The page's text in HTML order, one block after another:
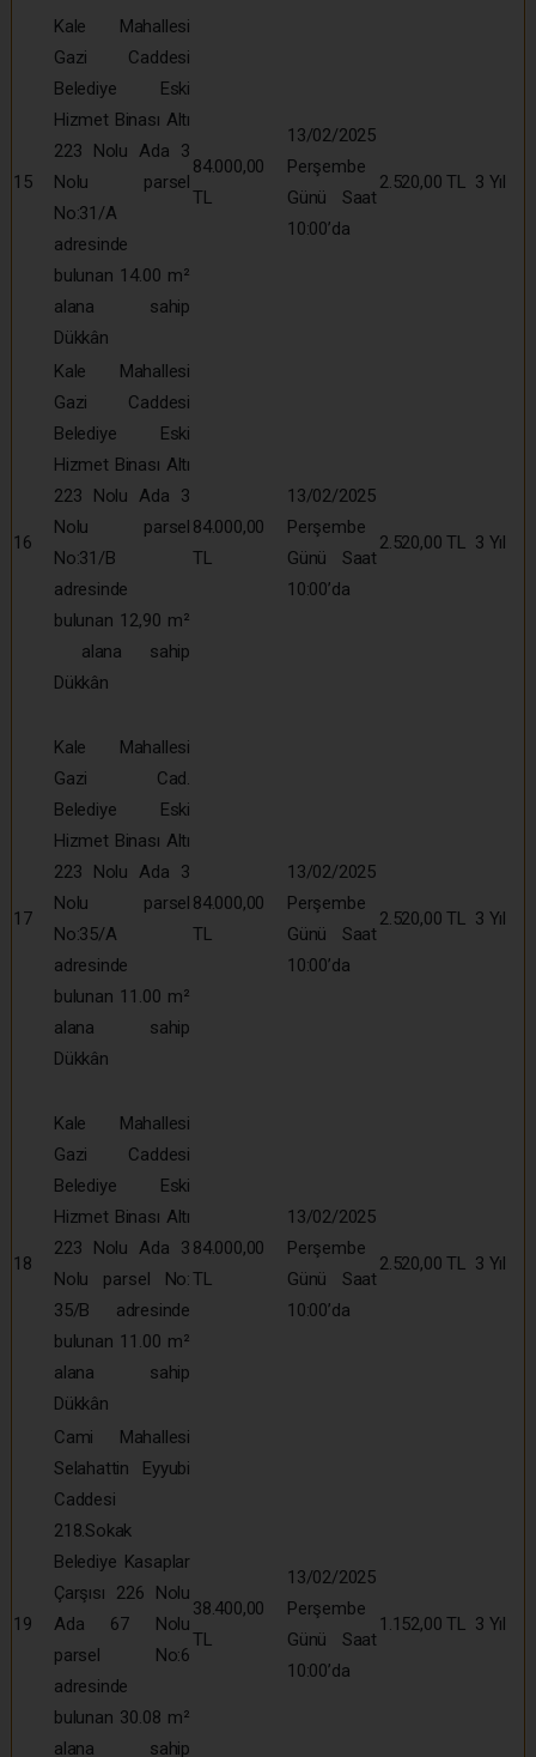
15
Kale Mahallesi
Gazi Caddesi
Belediye Eski
Hizmet Binası Altı
223 Nolu Ada 3
Nolu parsel
No:31/A
adresinde
bulunan 14.00 m²
alana sahip
Dükkân
84.000,00
TL
13/02/2025
Perşembe
Günü Saat
10:00’da
2.520,00 TL 3 Yıl
16
Kale Mahallesi
Gazi Caddesi
Belediye Eski
Hizmet Binası Altı
223 Nolu Ada 3
Nolu parsel
No:31/B
adresinde
bulunan 12,90 m²
alana sahip
Dükkân
84.000,00
TL
13/02/2025
Perşembe
Günü Saat
10:00’da
2.520,00 TL 3 Yıl
17
Kale Mahallesi
Gazi Cad.
Belediye Eski
Hizmet Binası Altı
223 Nolu Ada 3
Nolu parsel
No:35/A
adresinde
bulunan 11.00 m²
alana sahip
Dükkân
84.000,00
TL
13/02/2025
Perşembe
Günü Saat
10:00’da
2.520,00 TL 3 Yıl
18
Kale Mahallesi
Gazi Caddesi
Belediye Eski
Hizmet Binası Altı
223 Nolu Ada 3
Nolu parsel No:
35/B adresinde
bulunan 11.00 m²
alana sahip
Dükkân
84.000,00
TL
13/02/2025
Perşembe
Günü Saat
10:00’da
2.520,00 TL 3 Yıl
19
Cami Mahallesi
Selahattin Eyyubi
Caddesi
218.Sokak
Belediye Kasaplar
Çarşısı 226 Nolu
Ada 67 Nolu
parsel No:6
adresinde
bulunan 30.08 m²
alana sahip
38.400,00
TL
13/02/2025
Perşembe
Günü Saat
10:00’da
1.152,00 TL 3 Yıl